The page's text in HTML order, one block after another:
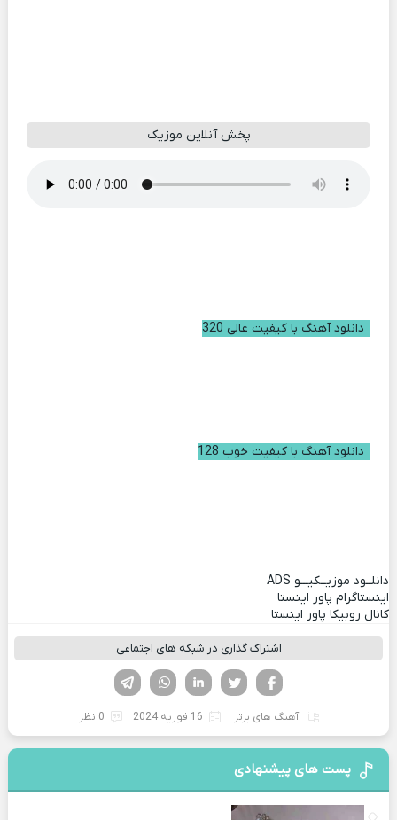
پخش آنلاین موزیک
دانلود آهنگ با کیفیت عالی 320
دانلود آهنگ با کیفیت خوب 128
دانلــود موزیــکیـــو ADS
اینستاگرام پاور اینستا
کانال روبیکا پاور اینستا
اشتراک گذاری در شبکه های اجتماعی
لینکدین تویتر
فیسوک
آهنگ های برتر 16 فوریه 2024 0 نظر
پست های پیشنهادی